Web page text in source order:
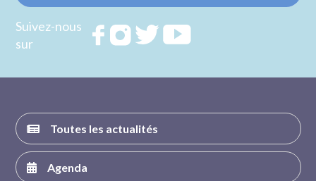
Suivez-nous
sur
RejoignezRejoignezRejoignez
Toutes les actualités
Agenda